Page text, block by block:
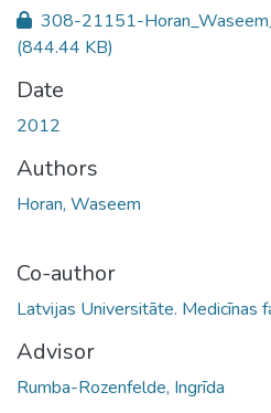
308-21151-
(844.44 KB)
Date
2012
Authors
Horan, Waseem
Co-author
Latvijas Universitāte. Medicīnas
Advisor
Rumba-Rozenfelde, Ingrīda